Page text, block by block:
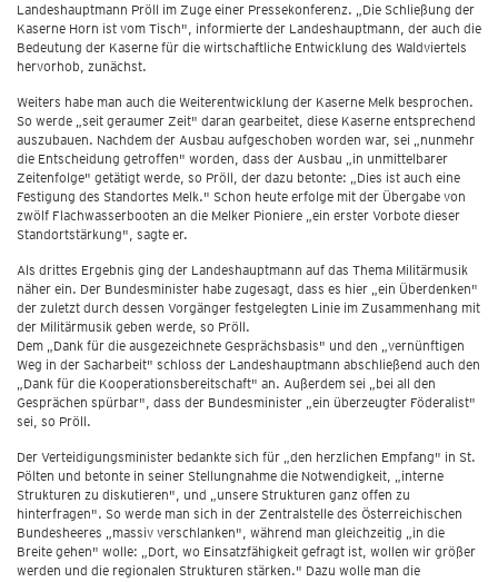
Landeshauptmann Pröll im Zuge einer Pressekonferenz. „Die Schließung der
Kaserne Horn ist vom Tisch", informierte der Landeshauptmann, der auch die
Bedeutung der Kaserne für die wirtschaftliche Entwicklung des Waldviertels
hervorhob, zunächst.
Weiters habe man auch die Weiterentwicklung der Kaserne Melk besprochen.
So werde „seit geraumer Zeit" daran gearbeitet, diese Kaserne entsprechend
auszubauen. Nachdem der Ausbau aufgeschoben worden war, sei „nunmehr
die Entscheidung getroffen" worden, dass der Ausbau „in unmittelbarer
Zeitenfolge" getätigt werde, so Pröll, der dazu betonte: „Dies ist auch eine
Festigung des Standortes Melk." Schon heute erfolge mit der Übergabe von
zwölf Flachwasserbooten an die Melker Pioniere „ein erster Vorbote dieser
Standortstärkung", sagte er.
Als drittes Ergebnis ging der Landeshauptmann auf das Thema Militärmusik
näher ein. Der Bundesminister habe zugesagt, dass es hier „ein Überdenken"
der zuletzt durch dessen Vorgänger festgelegten Linie im Zusammenhang mit
der Militärmusik geben werde, so Pröll.
Dem „Dank für die ausgezeichnete Gesprächsbasis" und den „vernünftigen
Weg in der Sacharbeit" schloss der Landeshauptmann abschließend auch den
„Dank für die Kooperationsbereitschaft" an. Außerdem sei „bei all den
Gesprächen spürbar", dass der Bundesminister „ein überzeugter Föderalist"
sei, so Pröll.
Der Verteidigungsminister bedankte sich für „den herzlichen Empfang" in St.
Pölten und betonte in seiner Stellungnahme die Notwendigkeit, „interne
Strukturen zu diskutieren", und „unsere Strukturen ganz offen zu
hinterfragen". So werde man sich in der Zentralstelle des Österreichischen
Bundesheeres „massiv verschlanken", während man gleichzeitig „in die
Breite gehen" wolle: „Dort, wo Einsatzfähigkeit gefragt ist, wollen wir größer
werden und die regionalen Strukturen stärken." Dazu wolle man die